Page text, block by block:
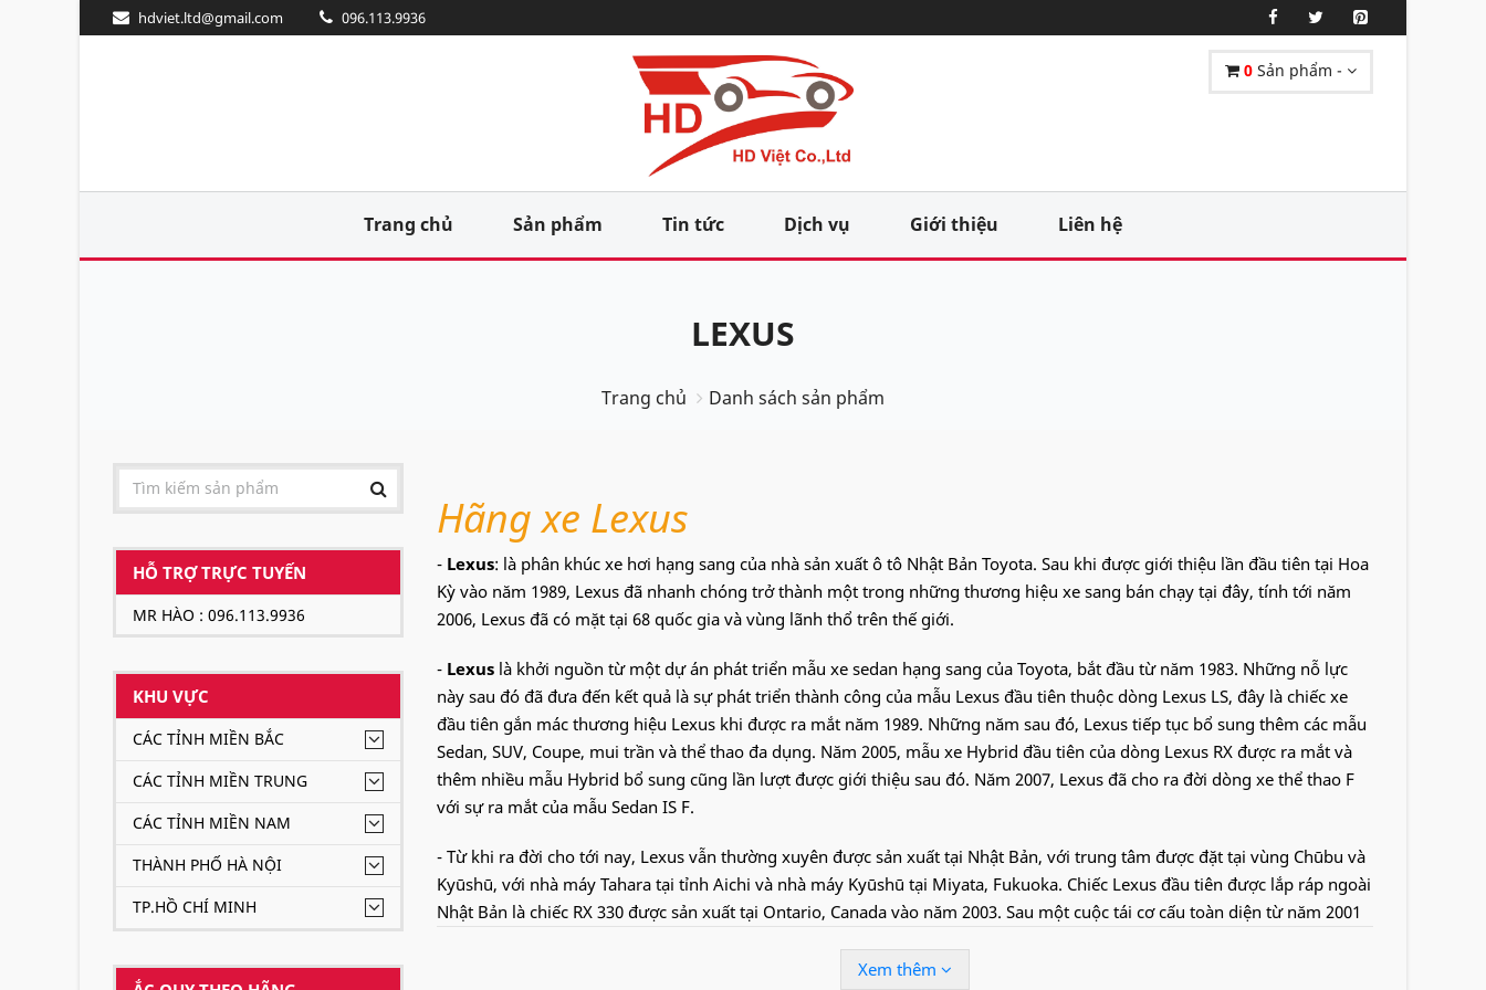
hdviet.ltd@gmail.com 096.113.9936
0 Sản phẩm -
Trang chủ Sản phẩm Tin tức Dịch vụ Giới thiệu Liên hệ
LEXUS
Trang chủ Danh sách sản phẩm
HỖ TRỢ TRỰC TUYẾN
MR HÀO : 096.113.9936
KHU VỰC
CÁC TỈNH MIỀN BẮC
CÁC TỈNH MIỀN TRUNG
CÁC TỈNH MIỀN NAM
THÀNH PHỐ HÀ NỘI
TP.HỒ CHÍ MINH
Hãng xe Lexus
- Lexus: là phân khúc xe hơi hạng sang của nhà sản xuất ô tô Nhật Bản Toyota. Sau khi được giới thiệu lần đầu tiên tại Hoa
Kỳ vào năm 1989, Lexus đã nhanh chóng trở thành một trong những thương hiệu xe sang bán chạy tại đây, tính tới năm
2006, Lexus đã có mặt tại 68 quốc gia và vùng lãnh thổ trên thế giới.
- Lexuslà khởi nguồn từ một dự án phát triển mẫu xe sedan hạng sang của Toyota, bắt đầu từ năm 1983. Những nỗ lực
này sau đó đã đưa đến kết quả là sự phát triển thành công của mẫu Lexus đầu tiên thuộc dòng Lexus LS, đây là chiếc xe
đầu tiên gắn mác thương hiệu Lexus khi được ra mắt năm 1989. Những năm sau đó, Lexus tiếp tục bổ sung thêm các mẫu
Sedan, SUV, Coupe, mui trần và thể thao đa dụng. Năm 2005, mẫu xe Hybrid đầu tiên của dòng Lexus RX được ra mắt và
thêm nhiều mẫu Hybrid bổ sung cũng lần lượt được giới thiệu sau đó. Năm 2007, Lexus đã cho ra đời dòng xe thể thao F
với sự ra mắt của mẫu Sedan IS F.
- Từ khi ra đời cho tới nay, Lexus vẫn thường xuyên được sản xuất tại Nhật Bản, với trung tâm được đặt tại vùng Chūbu và
Kyūshū, với nhà máy Tahara tại tỉnh Aichi và nhà máy Kyūshū tại Miyata, Fukuoka. Chiếc Lexus đầu tiên được lắp ráp ngoài
Nhật Bản là chiếc RX 330 được sản xuất tại Ontario, Canada vào năm 2003. Sau một cuộc tái cơ cấu toàn diện từ năm 2001
Xem thêm